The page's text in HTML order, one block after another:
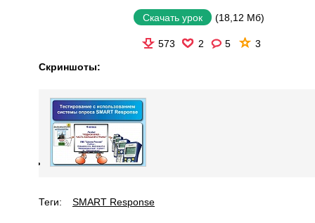
Скачать урок (18,12 Мб)
573 2 5 3
Скриншоты:
Теги: SMART Response